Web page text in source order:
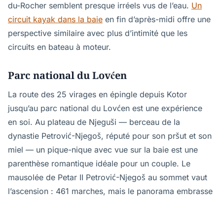
du-Rocher semblent presque irréels vus de l’eau. Un
circuit kayak dans la baie en fin d’après-midi offre une
perspective similaire avec plus d’intimité que les
circuits en bateau à moteur.
Parc national du Lovćen
La route des 25 virages en épingle depuis Kotor
jusqu’au parc national du Lovćen est une expérience
en soi. Au plateau de Njeguši — berceau de la
dynastie Petrović-Njegoš, réputé pour son pršut et son
miel — un pique-nique avec vue sur la baie est une
parenthèse romantique idéale pour un couple. Le
mausolée de Petar II Petrović-Njegoš au sommet vaut
l’ascension : 461 marches, mais le panorama embrasse